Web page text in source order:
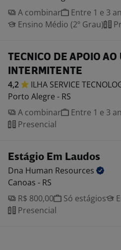
A combinar
Entre 1 e 3
Ensino Médio (2º Grau)
TECNICO DE APOIO AO
INTERMITENTE
4,2 ILHA SERVICE
Porto Alegre - RS
A combinar
Entre 1 e 3
Presencial
Estágio Em Laudos
Dna Human Resources
Canoas - RS
R$ 800,00
Só estágios
Presencial